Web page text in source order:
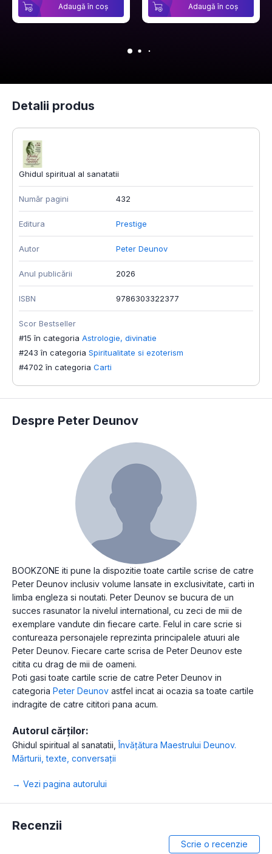
Adaugă în coș Adaugă în coș
Detalii produs
Ghidul spiritual al sanatatii
Număr pagini 432
Editura Prestige
Autor Peter Deunov
Anul publicării 2026
ISBN 9786303322377
Scor Bestseller
#15 în categoria Astrologie, divinatie
#243 în categoria Spiritualitate si ezoterism
#4702 în categoria Carti
Despre Peter Deunov
BOOKZONE iti pune la dispozitie toate cartile scrise de catre
Peter Deunov inclusiv volume lansate in exclusivitate, carti in
limba engleza si noutati. Peter Deunov se bucura de un
succes rasunator la nivelul international, cu zeci de mii de
exemplare vandute din fiecare carte. Felul in care scrie si
contureaza personajele reprezinta principalele atuuri ale
Peter Deunov. Fiecare carte scrisa de Peter Deunov este
citita cu drag de mii de oameni.
Poti gasi toate cartile scrie de catre Peter Deunov in
categoria Peter Deunov astfel incat ai ocazia sa toate cartile
indragite de catre cititori pana acum.
Autorul cărților:
Ghidul spiritual al sanatatii ,Învățătura Maestrului Deunov.
Mărturii, texte, conversații
→ Vezi pagina autorului
Recenzii
Scrie o recenzie